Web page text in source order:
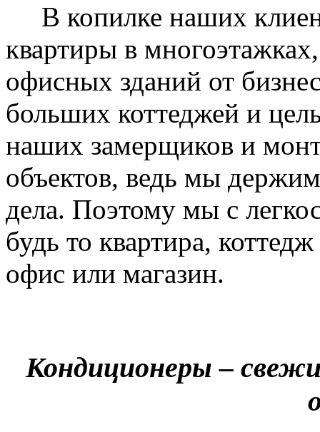
В копилке наших
квартиры в
офисных зданий от
больших коттеджей и
наших замерщиков и
объектов, ведь мы
дела. Поэтому мы с
будь то квартира,
офис или магазин.
Кондиционеры –